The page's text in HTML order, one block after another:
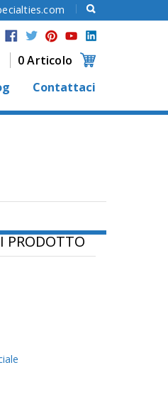
0 Articolo
Contattaci
PRODOTTO